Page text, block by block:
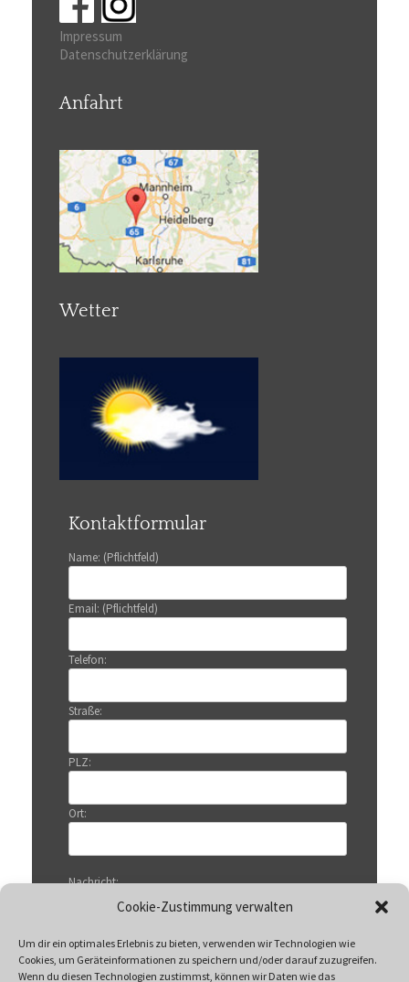
Cookie-Zustimmung verwalten
Um dir ein optimales Erlebnis zu bieten, verwenden wir Technologien wie
Cookies, um Geräteinformationen zu speichern und/oder darauf zuzugreifen.
Wenn du diesen Technologien zustimmst, können wir Daten wie das
Impressum
Datenschutzerklärung
Anfahrt
Wetter
Kontaktformular
Name: (Pflichtfeld)
Email: (Pflichtfeld)
Telefon:
Straße:
PLZ:
Ort:
Nachricht: